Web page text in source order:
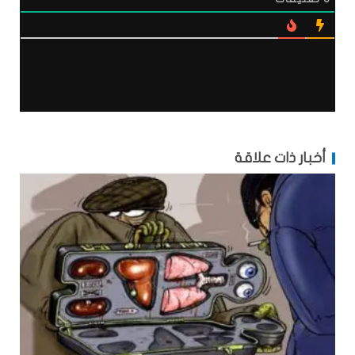
أخبار ذات علاقة